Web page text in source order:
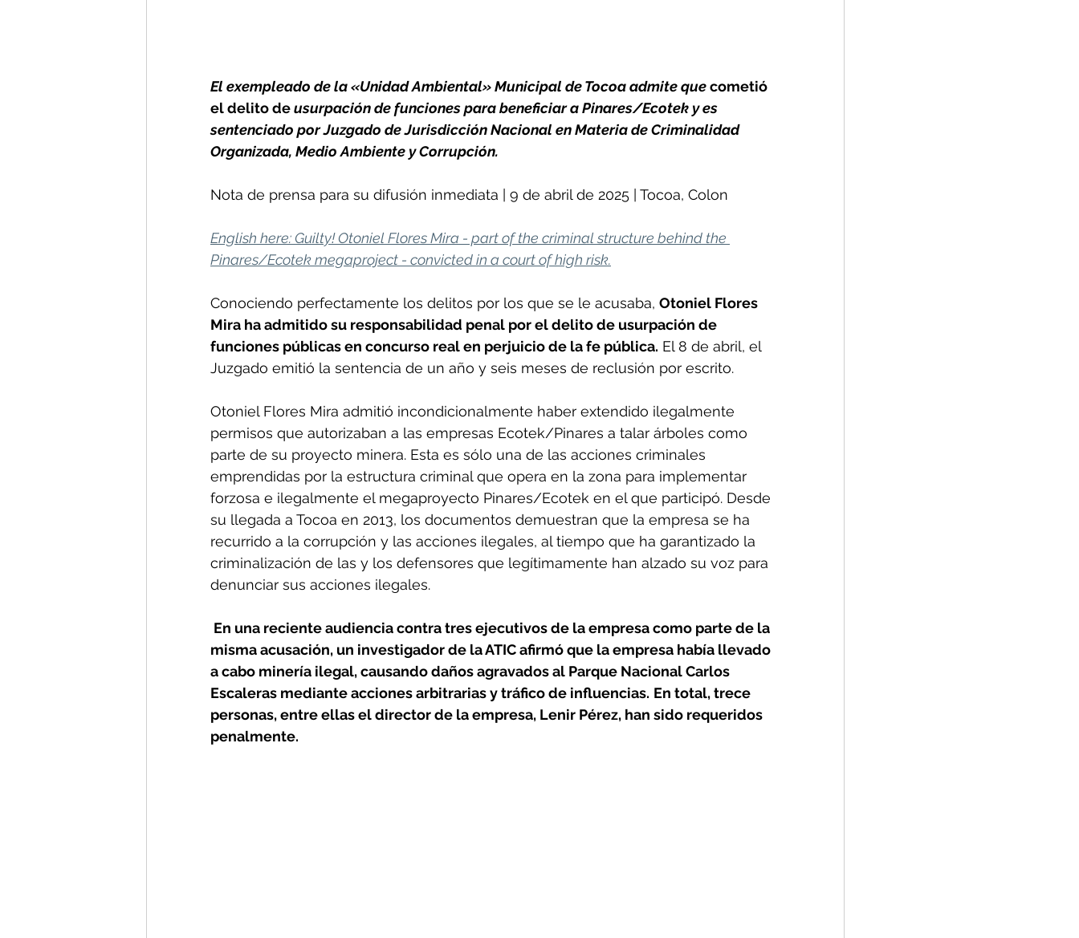
El exempleado de la «Unidad Ambiental» Municipal de Tocoa admite que cometió
el delito de usurpación de funciones para beneficiar a Pinares/Ecotek y es
sentenciado por Juzgado de Jurisdicción Nacional en Materia de Criminalidad
Organizada, Medio Ambiente y Corrupción.
Nota de prensa para su difusión inmediata | 9 de abril de 2025 | Tocoa, Colon
English here: Guilty! Otoniel Flores Mira - part of the criminal structure behind the
Pinares/Ecotek megaproject - convicted in a court of high risk.
Conociendo perfectamente los delitos por los que se le acusaba, Otoniel Flores
Mira ha admitido su responsabilidad penal por el delito de usurpación de
funciones públicas en concurso real en perjuicio de la fe pública. El 8 de abril, el
Juzgado emitió la sentencia de un año y seis meses de reclusión por escrito.
Otoniel Flores Mira admitió incondicionalmente haber extendido ilegalmente
permisos que autorizaban a las empresas Ecotek/Pinares a talar árboles como
parte de su proyecto minera. Esta es sólo una de las acciones criminales
emprendidas por la estructura criminal que opera en la zona para implementar
forzosa e ilegalmente el megaproyecto Pinares/Ecotek en el que participó. Desde
su llegada a Tocoa en 2013, los documentos demuestran que la empresa se ha
recurrido a la corrupción y las acciones ilegales, al tiempo que ha garantizado la
criminalización de las y los defensores que legítimamente han alzado su voz para
denunciar sus acciones ilegales.
misma acusación, un investigador de la ATIC afirmó que la empresa había llevado
a cabo minería ilegal, causando daños agravados al Parque Nacional Carlos
Escaleras mediante acciones arbitrarias y tráfico de influencias. En total, trece
personas, entre ellas el director de la empresa, Lenir Pérez, han sido requeridos
penalmente.